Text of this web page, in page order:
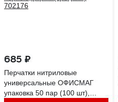
685 ₽
Перчатки нитриловые
универсальные ОФИСМАГ
упаковка 50 пар (100 шт),